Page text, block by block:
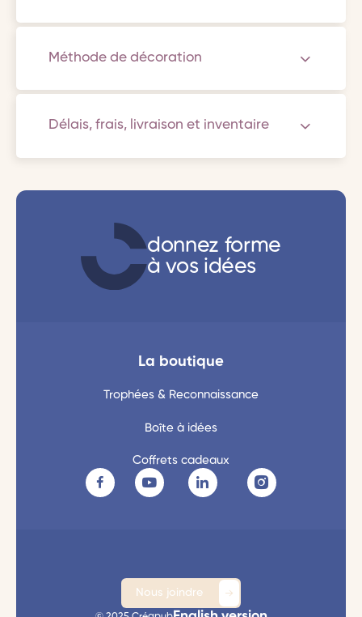
Méthode de décoration
Délais, frais, livraison et inventaire
donnez forme
à vos idées
La boutique
Trophées & Reconnaissance
Boîte à idées
Coffrets cadeaux
Nous joindre